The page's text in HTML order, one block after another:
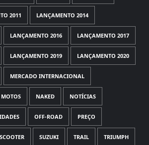
2011 LANÇAMENTO 2014
LANÇAMENTO 2016 LANÇAMENTO 2017
LANÇAMENTO 2019 LANÇAMENTO 2020
MERCADO INTERNACIONAL
MOTOS NAKED NOTÍCIAS
OFF-ROAD PREÇO
SCOOTER SUZUKI TRAIL TRIUMPH